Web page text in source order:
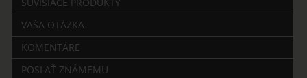
VAŠA OTÁZKA
KOMENTÁRE
POSLAŤ ZNÁMEMU